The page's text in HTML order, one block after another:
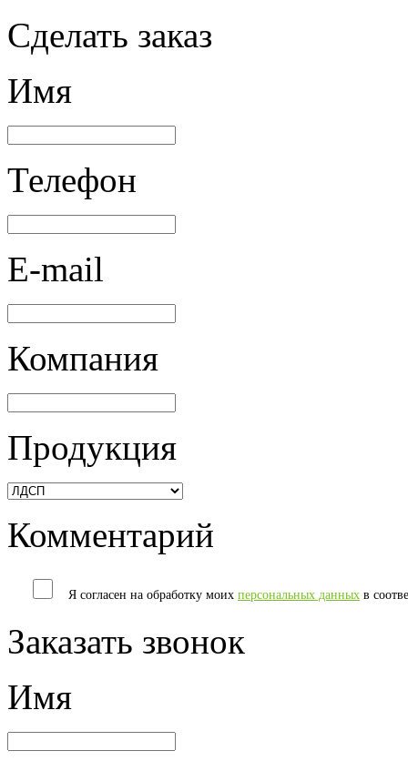
Сделать заказ
Имя
Телефон
E-mail
Компания
Продукция
Комментарий
Я согласен на обработку моих персональных данных в
Заказать звонок
Имя